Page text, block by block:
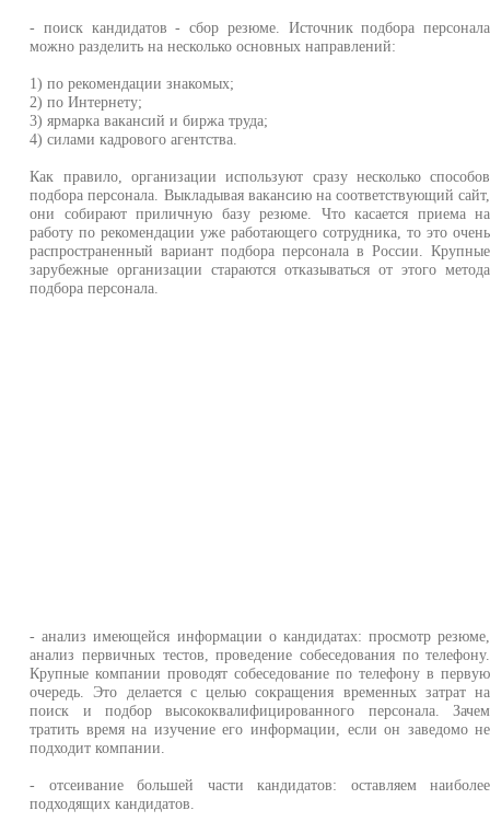
- поиск кандидатов - сбор резюме. Источник подбора персонала
можно разделить на несколько основных направлений:
1) по рекомендации знакомых;
2) по Интернету;
3) ярмарка вакансий и биржа труда;
4) силами кадрового агентства.
Как правило, организации используют сразу несколько способов
подбора персонала. Выкладывая вакансию на соответствующий сайт,
они собирают приличную базу резюме. Что касается приема на
работу по рекомендации уже работающего сотрудника, то это очень
распространенный вариант подбора персонала в России. Крупные
зарубежные организации стараются отказываться от этого метода
подбора персонала.
- анализ имеющейся информации о кандидатах: просмотр резюме,
анализ первичных тестов, проведение собеседования по телефону.
Крупные компании проводят собеседование по телефону в первую
очередь. Это делается с целью сокращения временных затрат на
поиск и подбор высококвалифицированного персонала. Зачем
тратить время на изучение его информации, если он заведомо не
подходит компании.
- отсеивание большей части кандидатов: оставляем наиболее
подходящих кандидатов.